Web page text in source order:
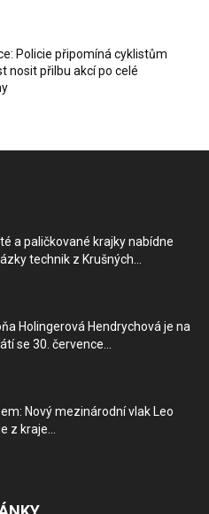
Policie připomíná cyklistům
nosit přilbu akcí po celé
a paličkované krajky nabídne
technik z Krušných...
Holingerová Hendrychová je na
se 30. července...
Nový mezinárodní vlak Leo
z kraje...